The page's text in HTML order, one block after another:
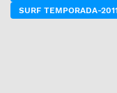
SURF TEMPORADA-